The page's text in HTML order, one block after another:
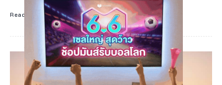
e
Read More